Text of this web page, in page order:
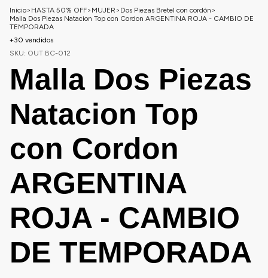
Inicio> HASTA 50% OFF> MUJER > Dos Piezas Bretel con cordón >
Malla Dos Piezas Natacion Top con Cordon ARGENTINA ROJA - CAMBIO DE
TEMPORADA
+30 vendidos
SKU: OUT BC-012
Malla Dos Piezas
Natacion Top
con Cordon
ARGENTINA
ROJA - CAMBIO
DE TEMPORADA